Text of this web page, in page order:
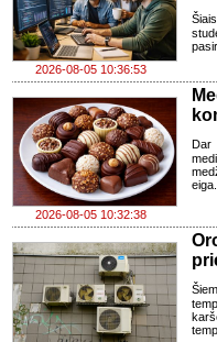
2026-08-05 10:36:53
2026-08-05 10:32:38
Dar